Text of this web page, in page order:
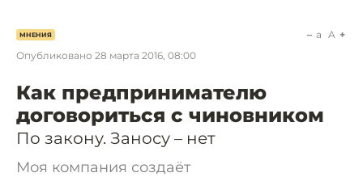
МНЕНИЯ
Опубликовано 28 марта 2016, 08:00
a A
Как предпринимателю
договориться с чиновником
По закону. Заносу – нет
Моя компания создаёт